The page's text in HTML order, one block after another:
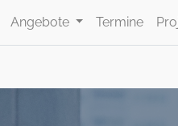
Angebote Termine